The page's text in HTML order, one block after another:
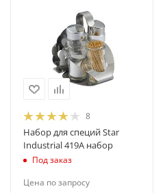
8
Набор для специй Star
Industrial 419А набор
Под заказ
Цена по запросу